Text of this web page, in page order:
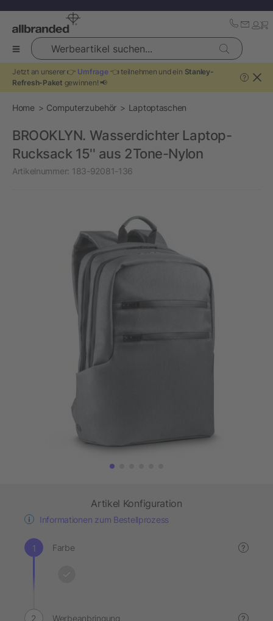
Werbeartikel suchen...
Jetzt an unserer 👉 Umfrage👈 teilnehmen und ein Stanley-
Refresh-Paket gewinnen! 📢
?
Home Computerzubehör Laptoptaschen
BROOKLYN. Wasserdichter Laptop-
Rucksack 15'' aus 2Tone-Nylon
Artikelnummer: 183-92081-136
Artikel Konfiguration
Informationen zum Bestellprozess
Farbe ?
Werbeanbringung ?